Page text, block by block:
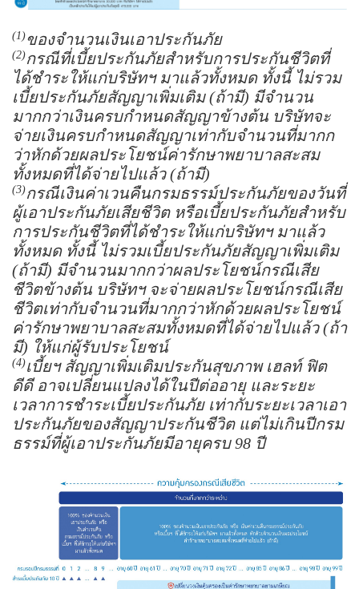
(1)ของจำนวนเงินเอาประกันภัย
(2)กรณีที่เบี้ยประกันภัยสำหรับการประกันชีวิตที่
ได้ชำระให้แก่บริษัทฯ มาแล้วทั้งหมด ทั้งนี้ ไม่รวม
เบี้ยประกันภัยสัญญาเพิ่มเติม (ถ้ามี) มีจำนวน
มากกว่าเงินครบกำหนดสัญญาข้างต้น บริษัทจะ
จ่ายเงินครบกำหนดสัญญาเท่ากับจำนวนที่มากก
ว่าหักด้วยผลประโยชน์ค่ารักษาพยาบาลสะสม
ทั้งหมดที่ได้จ่ายไปแล้ว (ถ้ามี)
(3)กรณีเงินค่าเวนคืนกรมธรรม์ประกันภัยของวันที่
ผู้เอาประกันภัยเสียชีวิต หรือเบี้ยประกันภัยสำหรับ
การประกันชีวิตที่ได้ชำระให้แก่บริษัทฯ มาแล้ว
ทั้งหมด ทั้งนี้ ไม่รวมเบี้ยประกันภัยสัญญาเพิ่มเติม
(ถ้ามี) มีจำนวนมากกว่าผลประโยชน์กรณีเสีย
ชีวิตข้างต้น บริษัทฯ จะจ่ายผลประโยชน์กรณีเสีย
ชีวิตเท่ากับจำนวนที่มากกว่าหักด้วยผลประโยชน์
ค่ารักษาพยาบาลสะสมทั้งหมดที่ได้จ่ายไปแล้ว (ถ้า
มี) ให้แก่ผู้รับประโยชน์
(4)เบี้ยฯ สัญญาเพิ่มเติมประกันสุขภาพ เฮลท์ ฟิต
ดีดี อาจเปลี่ยนแปลงได้ในปีต่ออายุ และระยะ
เวลาการชำระเบี้ยประกันภัย เท่ากับระยะเวลาเอา
ประกันภัยของสัญญาประกันชีวิต แต่ไม่เกินปีกรม
ธรรม์ที่ผู้เอาประกันภัยมีอายุครบ 98 ปี